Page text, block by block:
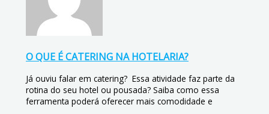
O QUE É CATERING NA HOTELARIA?
Já ouviu falar em catering? Essa atividade faz parte da
rotina do seu hotel ou pousada? Saiba como essa
ferramenta poderá oferecer mais comodidade e